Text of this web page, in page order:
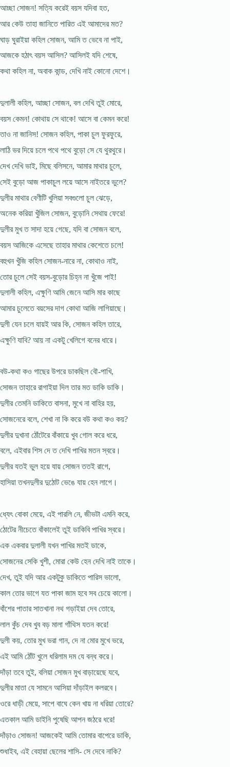
আচ্ছা সোজন! সত্যি করেই বয়স যদিবা হত,
আর কেউ তাহা জানিতে পারিত এই আমাদের মত?
ঘাড় ঘুরাইয়া কহিল সোজন, আমি ত ভেবে না পাই,
আজকে হঠাৎ বয়স আসিল? আসিলই যদি শেষে,
কথা কহিল না, অবাক কান্ড, দেখি নাই কোনো দেশে।
দুলালী কহিল, আচ্ছা সোজন, বল দেখি তুই মোরে,
বয়স কেমন! কোথায় সে থাকে! আসে বা কেমন করে!
তাও না জানিস! সোজন কহিল, পাকা চুল ফুরফুরে,
লাঠি ভর দিয়ে চলে পথে পথে বুড়ো সে যে থুরথুরে।
দেখ দেখি ভাই, মিছে বলিসনে, আমার মাথার চুলে,
সেই বুড়ো আজ পাকাচুল লয়ে আসে নাইতরে ভুলে?
দুলীর মাথার বেণীটি খুলিয়া সবগুলো চুল ঝেড়ে,
অনেক করিয়া খুঁজিল সোজন, বুড়োনি সেথায় ফেরে!
দুলীর মুখ ত সাদা হয়ে গেছে, যদি বা সোজন বলে,
বয়স আজিকে এসেছে তাহার মাথার কেশেতে চলে!
বহুখন খুঁজি কহিল সোজন-নারে না, কোথাও নাই,
তোর চুলে সেই বয়স-বুড়োর চিহ্ন না খুঁজে পাই!
দুলালী কহিল, এক্ষুণি আমি জেনে আসি মার কাছে
আমার চুলেতে বয়সের দাগ কোথা আজি লাগিয়াছে।
দুলী যেন চলে যায়ই আর কি, সোজন কহিল তারে,
এক্ষুণি যাবি? আয় না একটু খেলিগে বনের ধারে।
বউ-কথা কও গাছের উপরে ডাকছিল বৌ-পাখি,
সোজন তাহারে রাগাইয়া দিল তার মত ডাকি ডাকি।
দুলীর তেমনি ডাকিতে বাসনা, মুখে না বাহির হয়,
সোজনেরে বলে, শেখা না কি করে বউ কথা কও কয়?
দুলীর দুখানা ঠোঁটেরে বাঁকায়ে খুব গোল করে ধরে,
বলে, এইবার শিস দে ত দেখি পাখির মতন স্বরে।
দুলীর যতই ভুল হয়ে যায় সোজন ততই রাগে,
হাসিয়া তখনদুলীর দুঠোট ভেঙে যায় হেন লাগে।
ধ্যেৎ বোকা মেয়ে, এই পারলি নে, জীভটা এমনি করে,
ঠোটের নীচেতে বাঁকালেই তুই ডাকিবি পাখির স্বরে।
এক একবার দুলালী যখন পাখির মতই ডাকে,
সোজনের সেকি খুশী, মোরা কেউ হেন দেখি নাই তাকে।
দেখ, তুই যদি আর একটুকু ডাকিতে পারিস ভালো,
কাল তোর ভাগে যত পাকা জাম হবে সব চেয়ে কালো।
বাঁশের পাতার সাতখানা নথ গড়াইয়া দেব তোরে,
লাল কুঁচ দেব খুব বড় মালা গাঁথিস যতন করে!
দুলী কয়, তোর মুখ ভরা গান, দে না মোর মুখে ভরে,
এই আমি ঠোঁট খুলে ধরিলাম দম যে বন্ধ করে।
দাঁড়া তবে তুই, বলিয়া সোজন মুখ বাড়ায়েছে যবে,
দুলীর মাতা যে সামনে আসিয়া দাঁড়াইল কলরবে।
ওরে ধাড়ী মেয়ে, সাপে বাঘে কেন খায় না ধরিয়া তোরে?
এতকাল আমি ডাইনি পুষেছি আপন জঠরে ধরে!
দাঁড়াও সোজন! আজকেই আমি তোমার বাপেরে ডাকি,
শুধাইব, এই বেহায়া ছেলের শাসি- সে দেবে নাকি?